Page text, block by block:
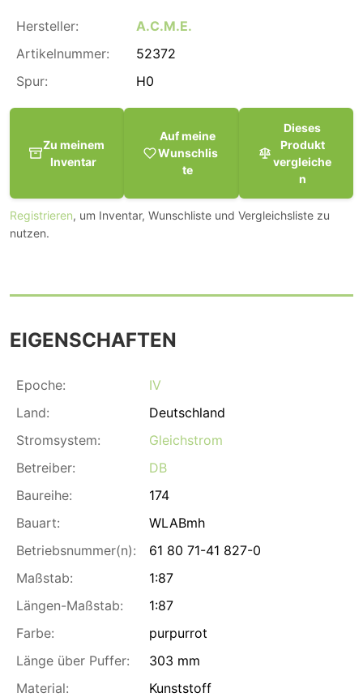
Hersteller:
A.C.M.E.
Artikelnummer:
52372
Spur:
H0
Zu meinem
Inventar
Auf meine
Wunschlis
te
Dieses
Produkt
vergleiche
n
Registrieren, um Inventar, Wunschliste und Vergleichsliste zu
nutzen.
EIGENSCHAFTEN
Epoche:
IV
Land:
Deutschland
Stromsystem:
Gleichstrom
Betreiber:
DB
Baureihe:
174
Bauart:
WLABmh
Betriebsnummer(n):
61 80 71-41 827-0
Maßstab:
1:87
Längen-Maßstab:
1:87
Farbe:
purpurrot
Länge über Puffer:
303 mm
Material:
Kunststoff